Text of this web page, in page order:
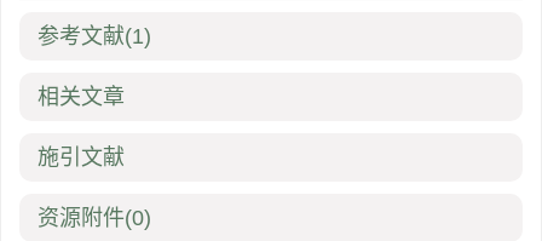
参考文献(1)
相关文章
施引文献
资源附件(0)